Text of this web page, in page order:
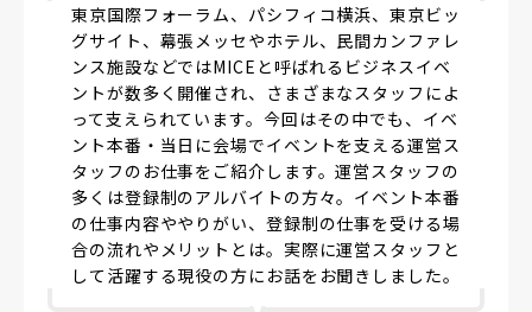
東京国際フォーラム、パシフィコ横浜、東京ビッ
グサイト、幕張メッセやホテル、民間カンファレ
ンス施設などではMICEと呼ばれるビジネスイベ
ントが数多く開催され、さまざまなスタッフによ
って支えられています。今回はその中でも、イベ
ント本番・当日に会場でイベントを支える運営ス
タッフのお仕事をご紹介します。運営スタッフの
多くは登録制のアルバイトの方々。イベント本番
の仕事内容ややりがい、登録制の仕事を受ける場
合の流れやメリットとは。実際に運営スタッフと
して活躍する現役の方にお話をお聞きしました。